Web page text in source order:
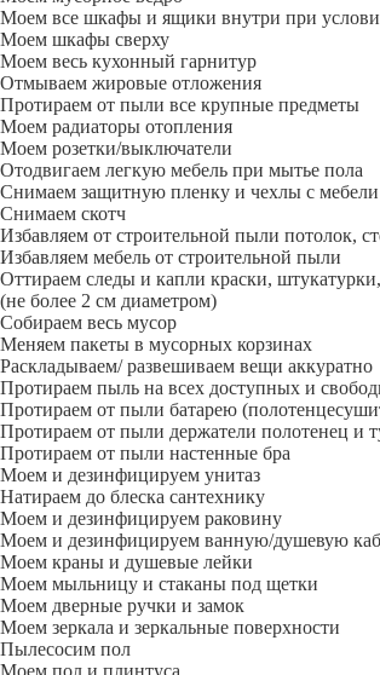
Моем все шкафы и ящики внутри при
Моем шкафы сверху
Моем весь кухонный гарнитур
Отмываем жировые отложения
Протираем от пыли все крупные предметы
Моем радиаторы отопления
Моем розетки/выключатели
Отодвигаем легкую мебель при мытье пола
Снимаем защитную пленку и чехлы с мебели
Снимаем скотч
Избавляем от строительной пыли потолок,
Избавляем мебель от строительной пыли
Оттираем следы и капли краски,
(не более 2 см диаметром)
Собираем весь мусор
Меняем пакеты в мусорных корзинах
Раскладываем/ развешиваем вещи аккуратно
Протираем пыль на всех доступных и
Протираем от пыли батарею
Протираем от пыли держатели полотенец и
Протираем от пыли настенные бра
Моем и дезинфицируем унитаз
Натираем до блеска сантехнику
Моем и дезинфицируем раковину
Моем и дезинфицируем ванную/душевую
Моем краны и душевые лейки
Моем мыльницу и стаканы под щетки
Моем дверные ручки и замок
Моем зеркала и зеркальные поверхности
Пылесосим пол
Моем пол и плинтуса